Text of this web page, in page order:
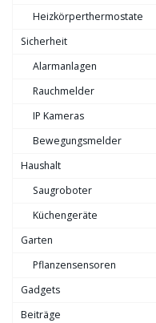
Heizkörperthermostate
Sicherheit
Alarmanlagen
Rauchmelder
IP Kameras
Bewegungsmelder
Haushalt
Saugroboter
Küchengeräte
Garten
Pflanzensensoren
Gadgets
Beiträge